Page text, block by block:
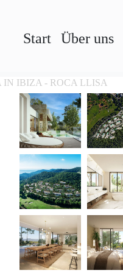
Start Über uns
IN IBIZA - ROCA LLISA